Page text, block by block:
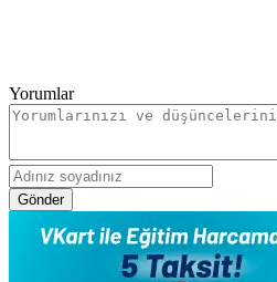
Yorumlar
Gönder